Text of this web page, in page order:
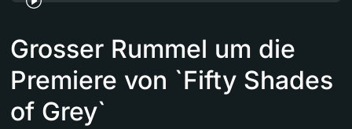
Grosser Rummel um die
Premiere von `Fifty Shades
of Grey`